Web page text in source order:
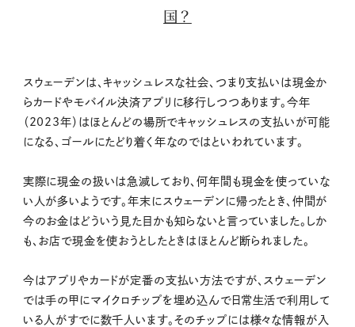
国？
スウェーデンは、キャッシュレスな社会、つまり支払いは現金か
らカードやモバイル決済アプリに移行しつつあります。今年
（2023年）はほとんどの場所でキャッシュレスの支払いが可能
になる、ゴールにたどり着く年なのではといわれています。
実際に現金の扱いは急減しており、何年間も現金を使っていな
い人が多いようです。年末にスウェーデンに帰ったとき、仲間が
今のお金はどういう見た目かも知らないと言っていました。しか
も、お店で現金を使おうとしたときはほとんど断られました。
今はアプリやカードが定番の支払い方法ですが、スウェーデン
では手の甲にマイクロチップを埋め込んで日常生活で利用して
いる人がすでに数千人います。そのチップには様々な情報が入